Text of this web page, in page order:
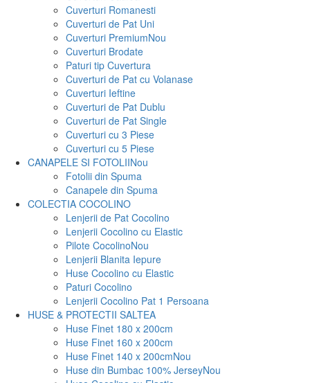
Cuverturi Romanesti
Cuverturi de Pat Uni
Cuverturi PremiumNou
Cuverturi Brodate
Paturi tip Cuvertura
Cuverturi de Pat cu Volanase
Cuverturi Ieftine
Cuverturi de Pat Dublu
Cuverturi de Pat Single
Cuverturi cu 3 Piese
Cuverturi cu 5 Piese
CANAPELE SI FOTOLIINou
Fotolii din Spuma
Canapele din Spuma
COLECTIA COCOLINO
Lenjerii de Pat Cocolino
Lenjerii Cocolino cu Elastic
Pilote CocolinoNou
Lenjerii Blanita Iepure
Huse Cocolino cu Elastic
Paturi Cocolino
Lenjerii Cocolino Pat 1 Persoana
HUSE & PROTECTII SALTEA
Huse Finet 180 x 200cm
Huse Finet 160 x 200cm
Huse Finet 140 x 200cmNou
Huse din Bumbac 100% JerseyNou